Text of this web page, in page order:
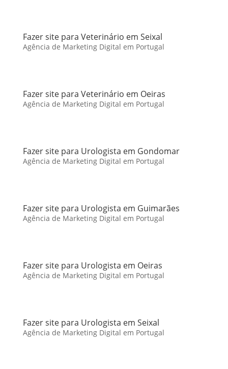
Fazer site para Veterinário em Seixal
Agência de Marketing Digital em Portugal
Fazer site para Veterinário em Oeiras
Agência de Marketing Digital em Portugal
Fazer site para Urologista em Gondomar
Agência de Marketing Digital em Portugal
Fazer site para Urologista em Guimarães
Agência de Marketing Digital em Portugal
Fazer site para Urologista em Oeiras
Agência de Marketing Digital em Portugal
Fazer site para Urologista em Seixal
Agência de Marketing Digital em Portugal